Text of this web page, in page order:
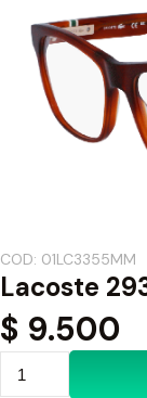
COD: 01LC3355MM
Lacoste
$ 9.500